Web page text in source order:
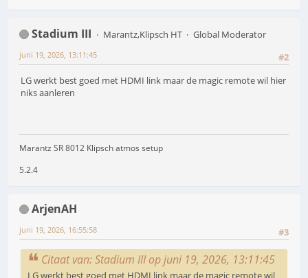
Stadium III Marantz,Klipsch HT
Global Moderator
#2
juni 19, 2026, 13:11:45
LG werkt best goed met HDMI link maar de magic remote wil hier
niks aanleren
Marantz SR 8012 Klipsch atmos setup
5.2.4
ArjenAH
#3
juni 19, 2026, 16:55:58
Citaat van: Stadium III op juni 19, 2026, 13:11:45
LG werkt best goed met HDMI link maar de magic remote wil